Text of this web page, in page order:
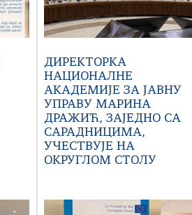
ДИРЕКТОРКА
НАЦИОНАЛНЕ
АКАДЕМИЈЕ ЗА ЈАВНУ
УПРАВУ МАРИНА
ДРАЖИЋ, ЗАЈЕДНО СА
САРАДНИЦИМА,
УЧЕСТВУЈЕ НА
ОКРУГЛОМ СТОЛУ